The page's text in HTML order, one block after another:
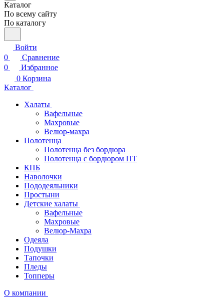
Каталог
По всему сайту
По каталогу
Войти
0
Сравнение
0
Избранное
0 Корзина
Каталог
Халаты
Вафельные
Махровые
Велюр-махра
Полотенца
Полотенца без бордюра
Полотенца с бордюром ПТ
КПБ
Наволочки
Пододеяльники
Простыни
Детские халаты
Вафельные
Махровые
Велюр-Махра
Одеяла
Подушки
Тапочки
Пледы
Топперы
О компании